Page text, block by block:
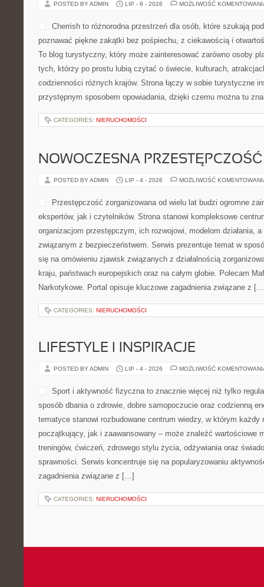
POSTED BY ADMIN LIP - 6 - 2026 MOŻLIWOŚĆ
Cherrish to różnorodna przestrzeń dla osób, które szukają
poznawać piękne zakątki bez pośpiechu, z ciekawością i
To blog turystyczny, który może zainteresować zarówno osoby
tych, którzy po prostu lubią czytać o świecie, kulturach,
codzienności różnych krajów. Strona łączy w sobie turystyczne
przystępnym sposobem opowiadania, dzięki czemu można tu
CATEGORIES: NIERUCHOMOŚCI
NOWOCZESNA PRZESTĘPCZOŚĆ
POSTED BY ADMIN LIP - 4 - 2026 MOŻLIWOŚĆ
Przestępczość zorganizowana od wielu lat budzi ogromne
ekspertów, jak i czytelników. Strona stanowi kompleksowe
organizacjom przestępczym, ich rozwojowi, modelom działania,
związanym z bezpieczeństwem. Serwis prezentuje temat w
się na omówieniu zjawisk związanych z działalnością
kraju, państwach europejskich oraz na całym globie. Polecam
Narkotykowe. Portal opisuje kluczowe zagadnienia związane z
CATEGORIES: NIERUCHOMOŚCI
LIFESTYLE I INSPIRACJE
POSTED BY ADMIN LIP - 4 - 2026 MOŻLIWOŚĆ
Sport i aktywność fizyczna to znacznie więcej niż tylko
sposób dbania o zdrowie, dobre samopoczucie oraz codzienną
tematyce stanowi rozbudowane centrum wiedzy, w którym każdy
początkujący, jak i zaawansowany – może znaleźć wartościowe
treningów, ćwiczeń, zdrowego stylu życia, odżywiania oraz
sprawności. Serwis koncentruje się na popularyzowaniu
zagadnienia związane z […]
CATEGORIES: NIERUCHOMOŚCI